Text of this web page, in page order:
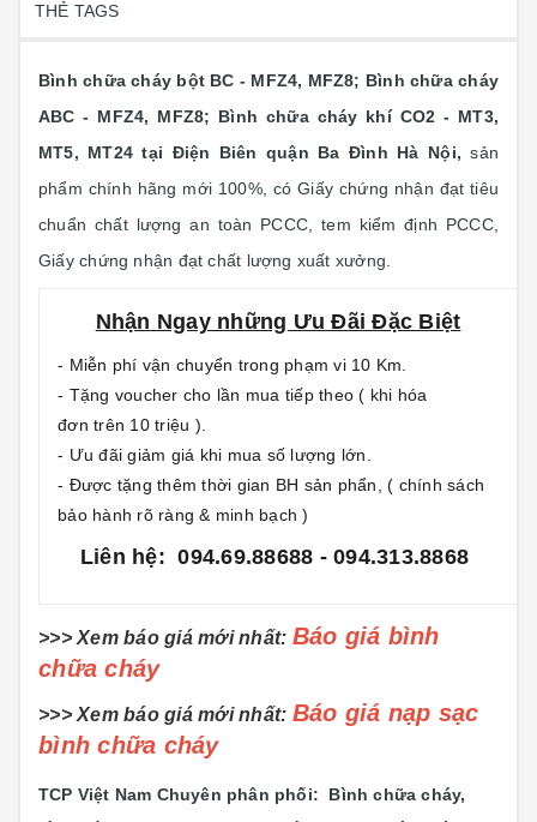
THẺ TAGS
Bình chữa cháy bột BC - MFZ4, MFZ8; Bình chữa cháy
ABC - MFZ4, MFZ8; Bình chữa cháy khí CO2 - MT3,
MT5, MT24 tại Điện Biên quận Ba Đình Hà Nội,sản
phẩm chính hãng mới 100%, có Giấy chứng nhận đạt tiêu
chuẩn chất lượng an toàn PCCC, tem kiểm định PCCC,
Giấy chứng nhận đạt chất lượng xuất xưởng.
Nhận Ngay những Ưu Đãi Đặc Biệt
- Miễn phí vận chuyển trong phạm vi 10 Km.
- Tặng voucher cho lần mua tiếp theo ( khi hóa
đơn trên 10 triệu ).
- Ưu đãi giảm giá khi mua số lượng lớn.
- Được tặng thêm thời gian BH sản phẩn, ( chính sách
bảo hành rõ ràng & minh bạch )
Liên hệ: 094.69.88688 - 094.313.8868
>>> Xem báo giá mới nhất: Báo giá bình
chữa cháy
>>> Xem báo giá mới nhất: Báo giá nạp sạc
bình chữa cháy
TCP Việt Nam Chuyên phân phối: Bình chữa cháy,